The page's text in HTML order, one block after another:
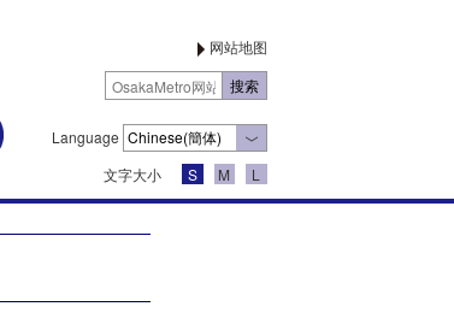
网站地图
Language
文字大小
S M L